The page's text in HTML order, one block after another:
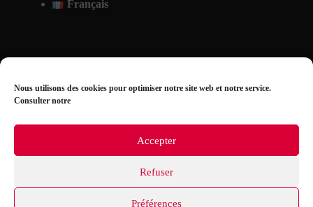
Nous utilisons des cookies pour optimiser notre site web et notre service.
Consulter notre
Accepter
Refuser
Préférences
Français
© 2026 Atelier Bricout. Tous droits reservés. | Réalisation PimpMyWeb